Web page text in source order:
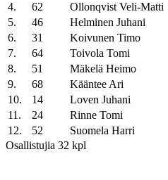
4.
62 Ollonqvist Veli-Matti
5.
46 Helminen Juhani
6.
31 Koivunen Timo
7.
64 Toivola Tomi
8.
51 Mäkelä Heimo
9.
68 Kääntee Ari
10.
14 Loven Juhani
11.
24 Rinne Tomi
12.
52 Suomela Harri
Osallistujia 32 kpl